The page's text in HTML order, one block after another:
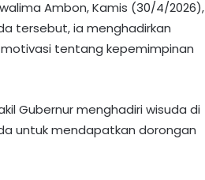
Ambon, Kamis (30/4/2026),
tersebut, ia menghadirkan
motivasi tentang kepemimpinan
Gubernur menghadiri wisuda di
untuk mendapatkan dorongan